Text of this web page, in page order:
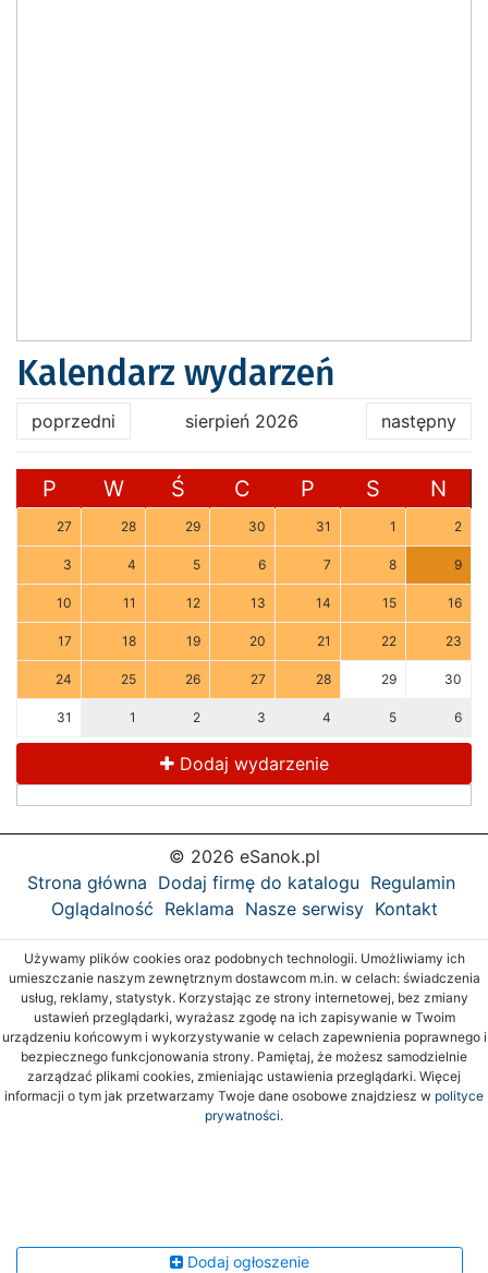
Kalendarz wydarzeń
poprzedni sierpień 2026 następny
P W Ś C P S N
27 28 29 30 31 1 2
3 4 5 6 7 8 9
10 11 12 13 14 15 16
17 18 19 20 21 22 23
24 25 26 27 28 29 30
31 1 2 3 4 5 6
Dodaj wydarzenie
© 2026 eSanok.pl
Strona główna Dodaj firmę do katalogu Regulamin
Oglądalność Reklama Nasze serwisy Kontakt
Używamy plików cookies oraz podobnych technologii. Umożliwiamy ich
umieszczanie naszym zewnętrznym dostawcom m.in. w celach: świadczenia
usług, reklamy, statystyk. Korzystając ze strony internetowej, bez zmiany
ustawień przeglądarki, wyrażasz zgodę na ich zapisywanie w Twoim
urządzeniu końcowym i wykorzystywanie w celach zapewnienia poprawnego i
bezpiecznego funkcjonowania strony. Pamiętaj, że możesz samodzielnie
zarządzać plikami cookies, zmieniając ustawienia przeglądarki. Więcej
informacji o tym jak przetwarzamy Twoje dane osobowe znajdziesz w polityce
prywatności.
Dodaj ogłoszenie